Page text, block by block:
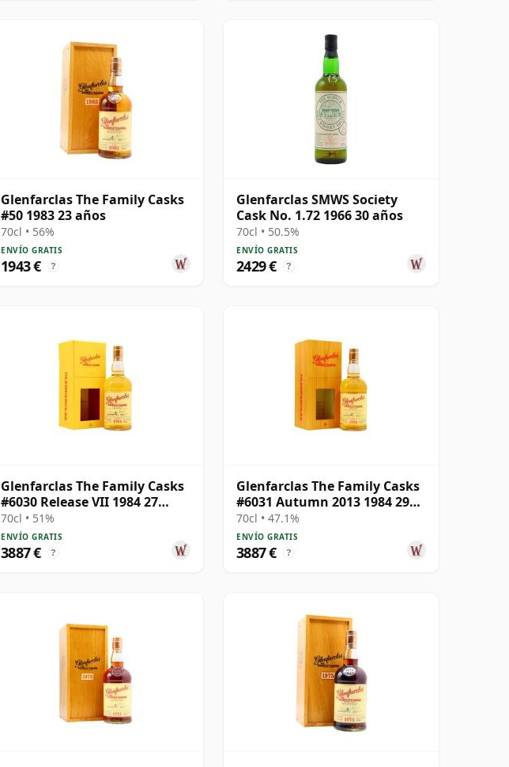
Glenfarclas The Family Casks
#50 1983 23 años
70cl • 56%
ENVÍO GRATIS
1943 € ?
Glenfarclas SMWS Society
Cask No. 1.72 1966 30 años
70cl • 50.5%
ENVÍO GRATIS
2429 € ?
Glenfarclas The Family Casks
#6030 Release VII 1984 27
años
70cl • 51%
ENVÍO GRATIS
3887 € ?
Glenfarclas The Family Casks
#6031 Autumn 2013 1984 29
años
70cl • 47.1%
ENVÍO GRATIS
3887 € ?